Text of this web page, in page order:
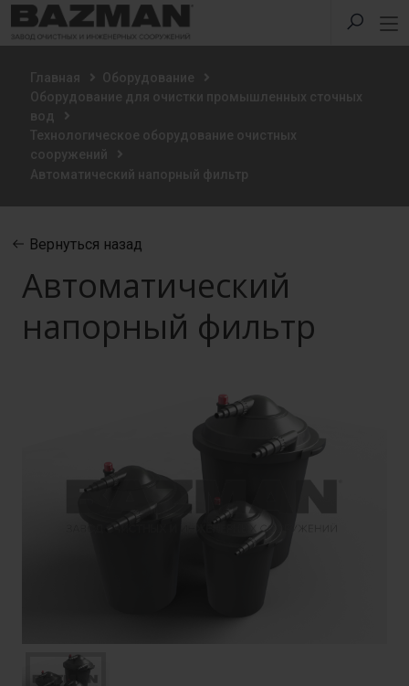
Главная
Оборудование
Оборудование для очистки промышленных сточных
вод
Технологическое оборудование очистных
сооружений
Автоматический напорный фильтр
Вернуться назад
Автоматический
напорный фильтр